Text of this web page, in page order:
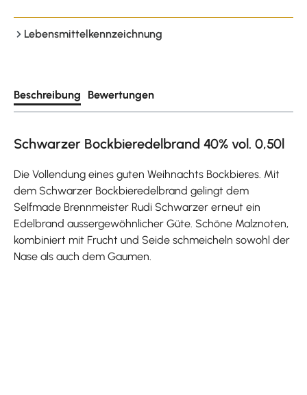
Lebensmittelkennzeichnung
Beschreibung Bewertungen
Schwarzer Bockbieredelbrand 40% vol. 0,50l
Die Vollendung eines guten Weihnachts Bockbieres. Mit
dem Schwarzer Bockbieredelbrand gelingt dem
Selfmade Brennmeister Rudi Schwarzer erneut ein
Edelbrand aussergewöhnlicher Güte. Schöne Malznoten,
kombiniert mit Frucht und Seide schmeicheln sowohl der
Nase als auch dem Gaumen.